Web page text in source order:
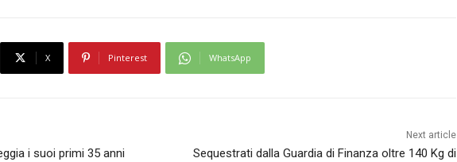
X Pinterest WhatsApp
i suoi primi 35 anni
Next article
Sequestrati dalla Guardia di Finanza oltre 140 Kg di